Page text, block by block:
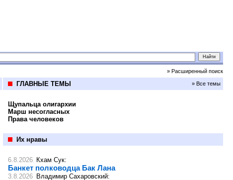
» Расширенный поиск
ГЛАВНЫЕ ТЕМЫ » Все темы
Щупальца олигархии
Марш несогласных
Права человеков
Их нравы
6.8.2026 Кхам Сук:
Банкет полководца Бак Лана
3.8.2026 Владимир Сахаровский: